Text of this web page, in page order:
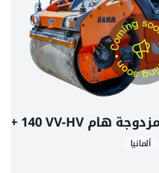
ألمانيا